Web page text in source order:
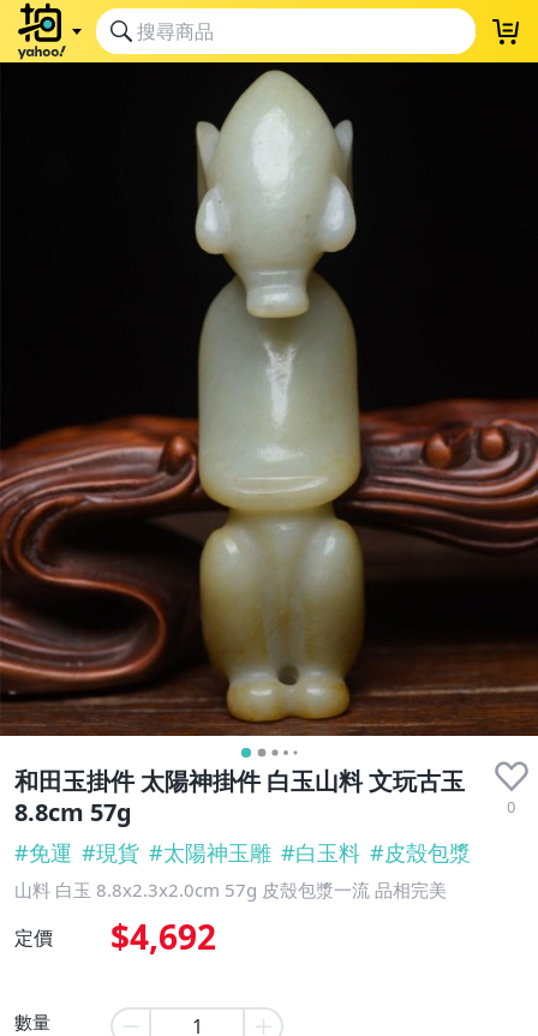
和田玉掛件 太陽神掛件 白玉山料 文玩古玉
8.8cm 57g
0
#免運 #現貨 #太陽神玉雕 #白玉料 #皮殼包漿
山料 白玉 8.8x2.3x2.0cm 57g 皮殼包漿一流 品相完美
定價 $4,692
數量